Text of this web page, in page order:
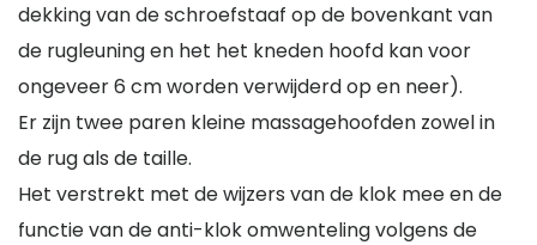
dekking van de schroefstaaf op de bovenkant van
de rugleuning en het het kneden hoofd kan voor
ongeveer 6 cm worden verwijderd op en neer).
Er zijn twee paren kleine massagehoofden zowel in
de rug als de taille.
Het verstrekt met de wijzers van de klok mee en de
functie van de anti-klok omwenteling volgens de